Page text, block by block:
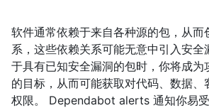
软件通常依赖于来自各种源的包，从而
系，这些依赖关系可能无意中引入安全
于具有已知安全漏洞的包时，你将成为
的目标，从而可能获取对代码、数据、
权限。 Dependabot alerts 通知你易